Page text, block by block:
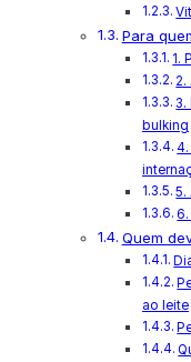
Para
1.
2.
3.
bulking
5.
Quem
ao leite